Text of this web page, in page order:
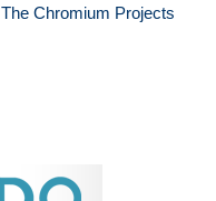
The Chromium Projects